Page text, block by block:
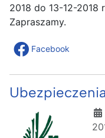
2018 do 13-12-2018
Zapraszamy.
Facebook